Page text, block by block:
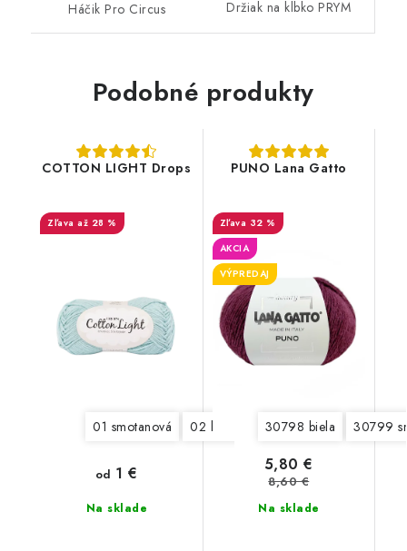
Háčik Pro Circus Držiak na klbko PRYM
Podobné produkty
COTTON LIGHT Drops
až 28 %
01 smotanová 02 biela 08 svetlá modrá 11
Na sklade
od 1 €
PUNO Lana Gatto
32 %
AKCIA
VÝPREDAJ
30798 biela 30799
Na sklade
5,80 €
8,60 €